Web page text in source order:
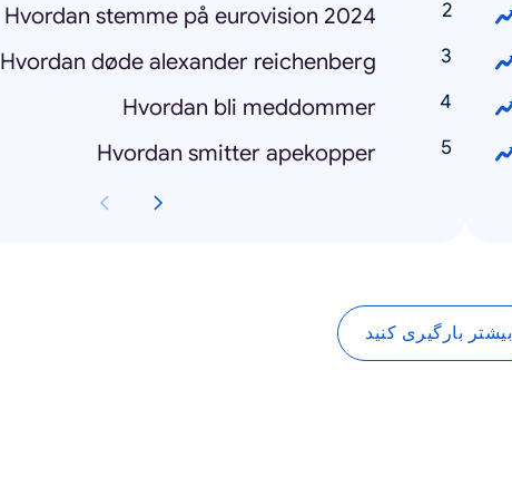
Hvordan stemme på eurovision 2024
Hvordan døde alexander reichenberg
Hvordan bli meddommer
Hvordan smitter apekopper
بیشتر بارگیری کنید